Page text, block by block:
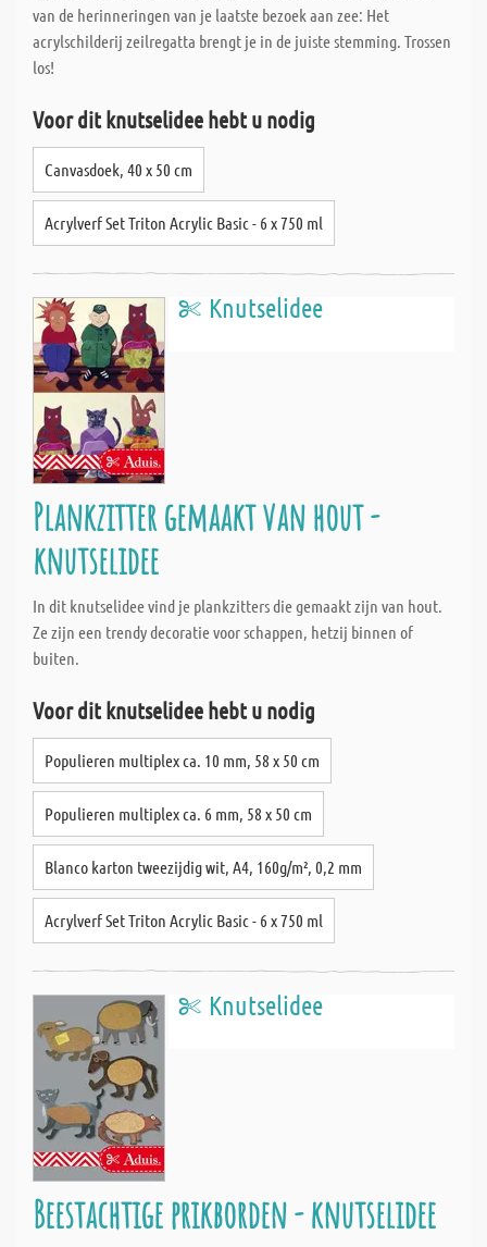
van de herinneringen van je laatste bezoek aan zee: Het
acrylschilderij zeilregatta brengt je in de juiste stemming. Trossen
los!
Voor dit knutselidee hebt u nodig
Canvasdoek, 40 x 50 cm
Acrylverf Set Triton Acrylic Basic - 6 x 750 ml
Knutselidee
Plankzitter gemaakt van hout -
knutselidee
In dit knutselidee vind je plankzitters die gemaakt zijn van hout.
Ze zijn een trendy decoratie voor schappen, hetzij binnen of
buiten.
Voor dit knutselidee hebt u nodig
Populieren multiplex ca. 10 mm, 58 x 50 cm
Populieren multiplex ca. 6 mm, 58 x 50 cm
Blanco karton tweezijdig wit, A4, 160g/m², 0,2 mm
Acrylverf Set Triton Acrylic Basic - 6 x 750 ml
Knutselidee
Beestachtige prikborden - knutselidee